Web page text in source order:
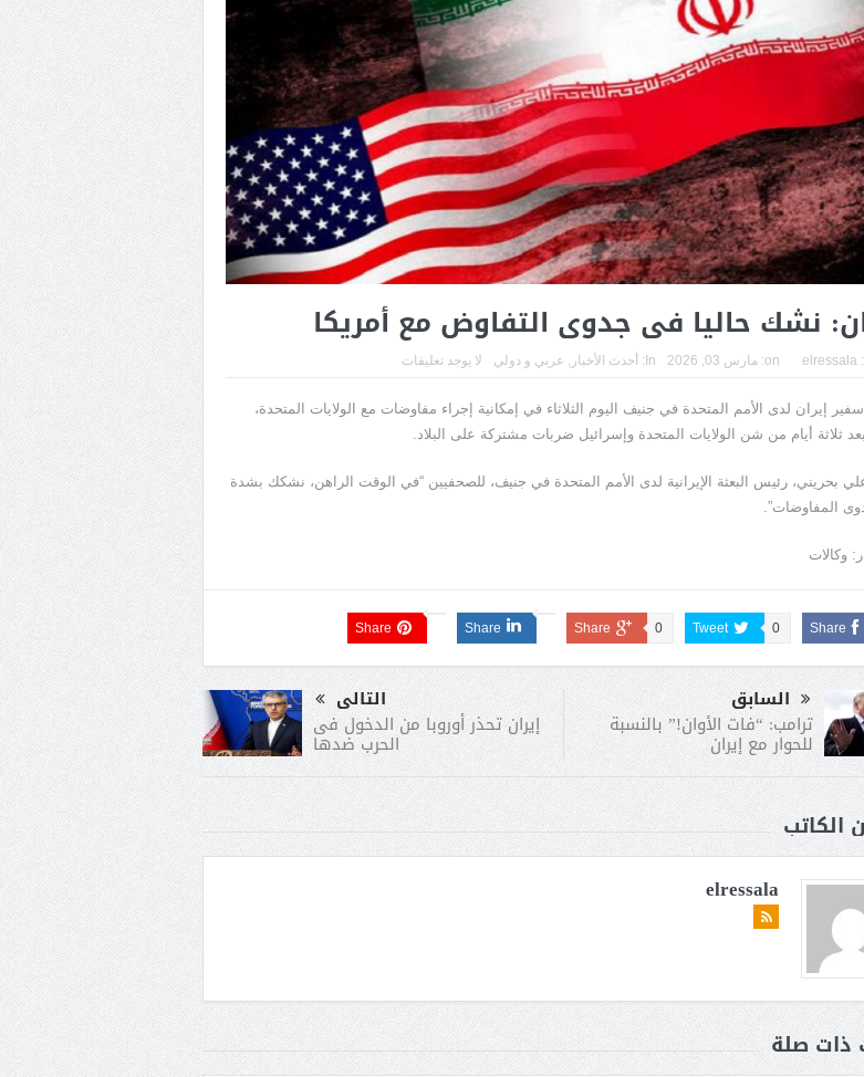
نشك حاليا فى جدوى التفاوض مع أمريكا
elressala
on: مارس 03, 2026 In: أحدث الأخبار عربي و دولي لا يوجد تعليقات
إيران ‌لدى الأمم المتحدة في جنيف ​اليوم ​الثلاثاء في إمكانية ⁠إجراء مفاوضات ​مع الولايات ​المتحدة،
ثلاثة أيام من ​شن ​الولايات المتحدة وإسرائيل ضربات ‌مشتركة ⁠على البلاد.
بحريني، رئيس البعثة ​الإيرانية ​لدى ⁠الأمم المتحدة ​في جنيف، ​للصحفيين “في ⁠الوقت الراهن، نشكك بشدة
​المفاوضات”.
وكالات
Share
Tweet 0
Share 0
Share
Share
السابق
ترامب: “فات الأوان!” بالنسبة
للحوار مع إيران
التالى
إيران تحذر أوروبا من الدخول فى
الحرب ضدها
الكاتب
elressala
ذات صلة